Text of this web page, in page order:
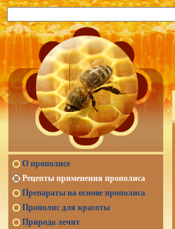
О прополисе
Рецепты применения прополиса
Препараты на основе прополиса
Прополис для красоты
Природа лечит